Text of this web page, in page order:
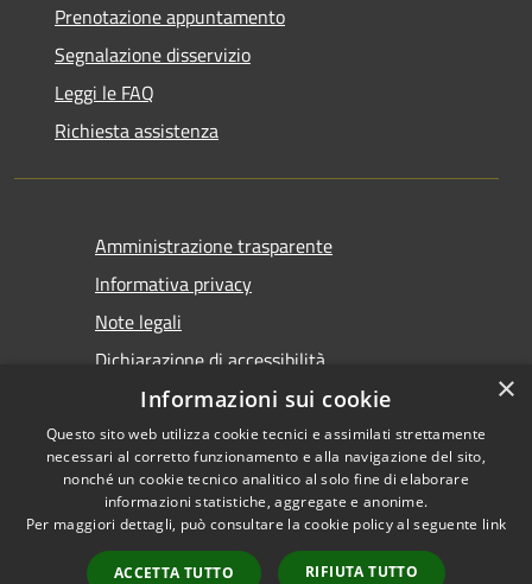
Prenotazione appuntamento
Segnalazione disservizio
Leggi le FAQ
Richiesta assistenza
Amministrazione trasparente
Informativa privacy
Note legali
Dichiarazione di accessibilità
Accessibilità
Copyright © 2026 • Comune di
Tirano • Powered by
Municipium•
Accesso
×
Informazioni sui cookie
Questo sito web utilizza cookie tecnici e assimilati strettamente
necessari al corretto funzionamento e alla navigazione del sito,
nonché un cookie tecnico analitico al solo fine di elaborare
informazioni statistiche, aggregate e anonime.
Per maggiori dettagli, può consultare la cookie policy al seguente link
ACCETTA TUTTO RIFIUTA TUTTO